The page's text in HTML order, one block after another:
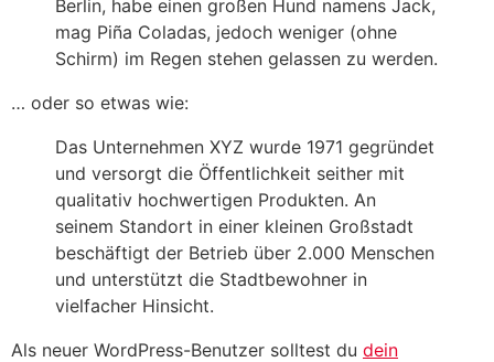
Berlin, habe einen großen Hund namens Jack,
mag Piña Coladas, jedoch weniger (ohne
Schirm) im Regen stehen gelassen zu werden.
… oder so etwas wie:
Das Unternehmen XYZ wurde 1971 gegründet
und versorgt die Öffentlichkeit seither mit
qualitativ hochwertigen Produkten. An
seinem Standort in einer kleinen Großstadt
beschäftigt der Betrieb über 2.000 Menschen
und unterstützt die Stadtbewohner in
vielfacher Hinsicht.
Als neuer WordPress-Benutzer solltest du dein